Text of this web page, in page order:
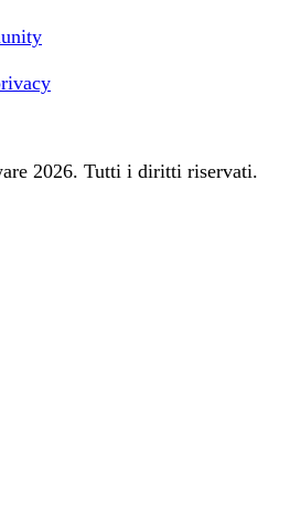
2026. Tutti i diritti riservati.